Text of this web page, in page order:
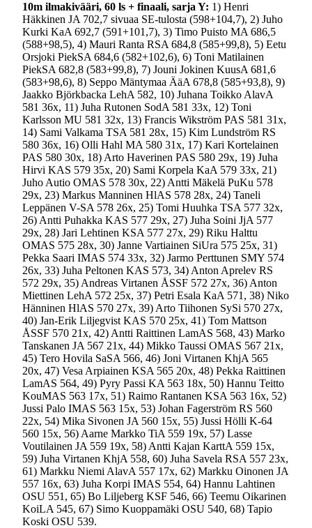
10m ilmakivääri, 60 ls + finaali, sarja Y: 1) Henri
Häkkinen JA 702,7 sivuaa SE-tulosta (598+104,7), 2) Juho
Kurki KaA 692,7 (591+101,7), 3) Timo Puisto MA 686,5
(588+98,5), 4) Mauri Ranta RSA 684,8 (585+99,8), 5) Eetu
Orsjoki PiekSA 684,6 (582+102,6), 6) Toni Matilainen
PiekSA 682,8 (583+99,8), 7) Jouni Jokinen KuusA 681,6
(583+98,6), 8) Seppo Mäntymaa ÄäA 678,8 (585+93,8), 9)
Jaakko Björkbacka LehA 582, 10) Juhana Toikko AlavA
581 36x, 11) Juha Rutonen SodA 581 33x, 12) Toni
Karlsson MU 581 32x, 13) Francis Wikström PAS 581 31x,
14) Sami Valkama TSA 581 28x, 15) Kim Lundström RS
580 36x, 16) Olli Hahl MA 580 31x, 17) Kari Kortelainen
PAS 580 30x, 18) Arto Haverinen PAS 580 29x, 19) Juha
Hirvi KAS 579 35x, 20) Sami Korpela KaA 579 33x, 21)
Juho Autio OMAS 578 30x, 22) Antti Mäkelä PuKu 578
29x, 23) Markus Manninen HlAS 578 28x, 24) Taneli
Leppänen V-SA 578 26x, 25) Tomi Huuhka TSA 577 32x,
26) Antti Puhakka KAS 577 29x, 27) Juha Soini JjA 577
29x, 28) Jari Lehtinen KSA 577 27x, 29) Riku Halttu
OMAS 575 28x, 30) Janne Vartiainen SiUra 575 25x, 31)
Pekka Saari IMAS 574 33x, 32) Jarmo Perttunen SMY 574
26x, 33) Juha Peltonen KAS 573, 34) Anton Aprelev RS
572 29x, 35) Andreas Virtanen ÅSSF 572 27x, 36) Anton
Miettinen LehA 572 25x, 37) Petri Esala KaA 571, 38) Niko
Hänninen HlAS 570 27x, 39) Arto Tiihonen SySi 570 27x,
40) Jan-Erik Liljegvist KAS 570 25x, 41) Tom Mattson
ÅSSF 570 21x, 42) Antti Raittinen LamAS 568, 43) Marko
Tanskanen JA 567 21x, 44) Mikko Taussi OMAS 567 21x,
45) Tero Hovila SaSA 566, 46) Joni Virtanen KhjA 565
20x, 47) Vesa Arpiainen KSA 565 20x, 48) Pekka Raittinen
LamAS 564, 49) Pyry Passi KA 563 18x, 50) Hannu Teitto
KouMAS 563 17x, 51) Raimo Rantanen KSA 563 16x, 52)
Jussi Palo IMAS 563 15x, 53) Johan Fagerström RS 560
22x, 54) Mika Sivonen JA 560 15x, 55) Jussi Hölli K-64
560 15x, 56) Aarne Markko TiA 559 19x, 57) Lasse
Voutilainen JA 559 19x, 58) Antti Kajan KarttA 559 15x,
59) Juha Virtanen KhjA 558, 60) Juha Savela RSA 557 23x,
61) Markku Niemi AlavA 557 17x, 62) Markku Oinonen JA
557 16x, 63) Juha Korpi IMAS 554, 64) Hannu Lahtinen
OSU 551, 65) Bo Liljeberg KSF 546, 66) Teemu Oikarinen
KoiLA 545, 67) Simo Kuoppamäki OSU 540, 68) Tapio
Koski OSU 539.